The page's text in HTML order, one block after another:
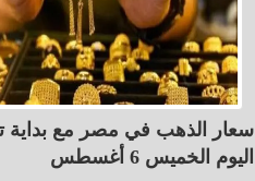
سعار الذهب في مصر مع بداية
اليوم الخميس 6 أغسطس